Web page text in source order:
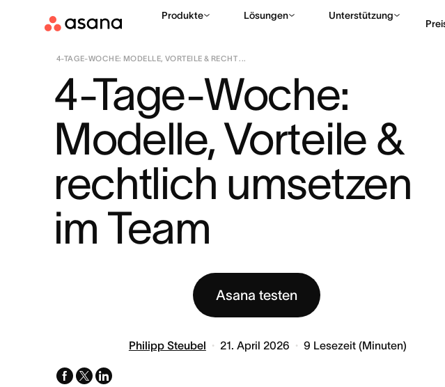
Produkte Lösungen Unterstützung
4-TAGE-WOCHE: MODELLE, VORTEILE & RECHT ...
4-Tage-Woche:
Modelle, Vorteile &
rechtlich umsetzen
im Team
Asana testen
Philipp Steubel 21. April 2026 9 Lesezeit (Minuten)
facebook
x-
linkedin